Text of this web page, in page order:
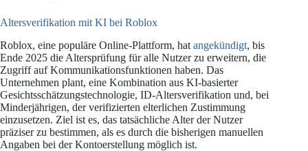
Altersverifikation mit KI bei Roblox
Roblox, eine populäre Online-Plattform, hat angekündigt, bis
Ende 2025 die Altersprüfung für alle Nutzer zu erweitern, die
Zugriff auf Kommunikationsfunktionen haben. Das
Unternehmen plant, eine Kombination aus KI-basierter
Gesichtsschätzungstechnologie, ID-Altersverifikation und, bei
Minderjährigen, der verifizierten elterlichen Zustimmung
einzusetzen. Ziel ist es, das tatsächliche Alter der Nutzer
präziser zu bestimmen, als es durch die bisherigen manuellen
Angaben bei der Kontoerstellung möglich ist.